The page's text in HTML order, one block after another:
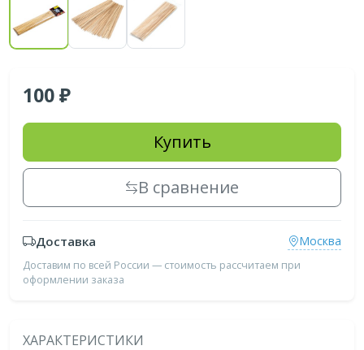
100
Купить
В сравнение
Доставка Москва
Доставим по всей России — стоимость рассчитаем при
оформлении заказа
ХАРАКТЕРИСТИКИ